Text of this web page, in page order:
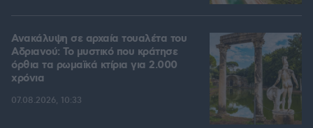
Ανακάλυψη σε αρχαία τουαλέτα του
Αδριανού: Το μυστικό που κράτησε
όρθια τα ρωμαϊκά κτίρια για 2.000
χρόνια
07.08.2026, 10:33